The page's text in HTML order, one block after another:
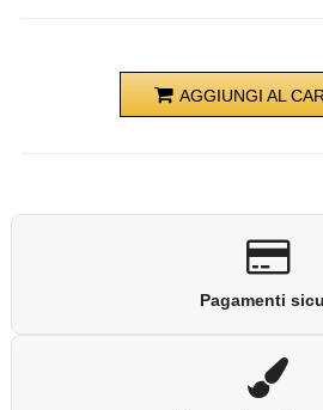
AGGIUNGI AL
Pagamenti